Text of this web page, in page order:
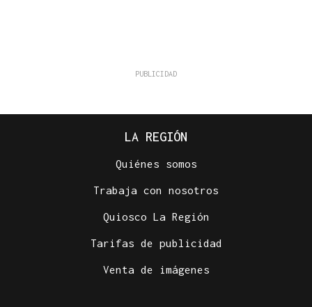
LA REGIÓN
Quiénes somos
Trabaja con nosotros
Quiosco La Región
Tarifas de publicidad
Venta de imágenes